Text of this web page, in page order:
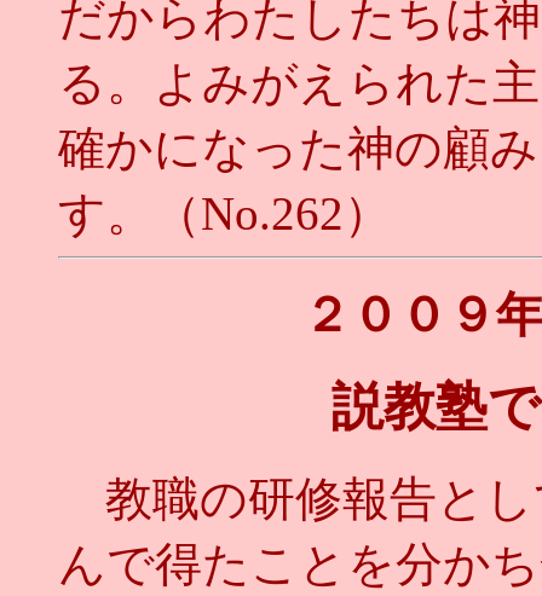
だからわたしたちは
る。よみがえられた
確かになった神の顧
す。（No.262）
２００
説教塾
教職の研修報告とし
んで得たことを分か